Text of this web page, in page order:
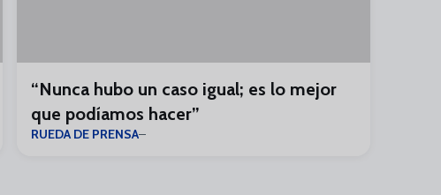
“Nunca hubo un caso igual; es lo mejor
que podíamos hacer”
RUEDA DE PRENSA